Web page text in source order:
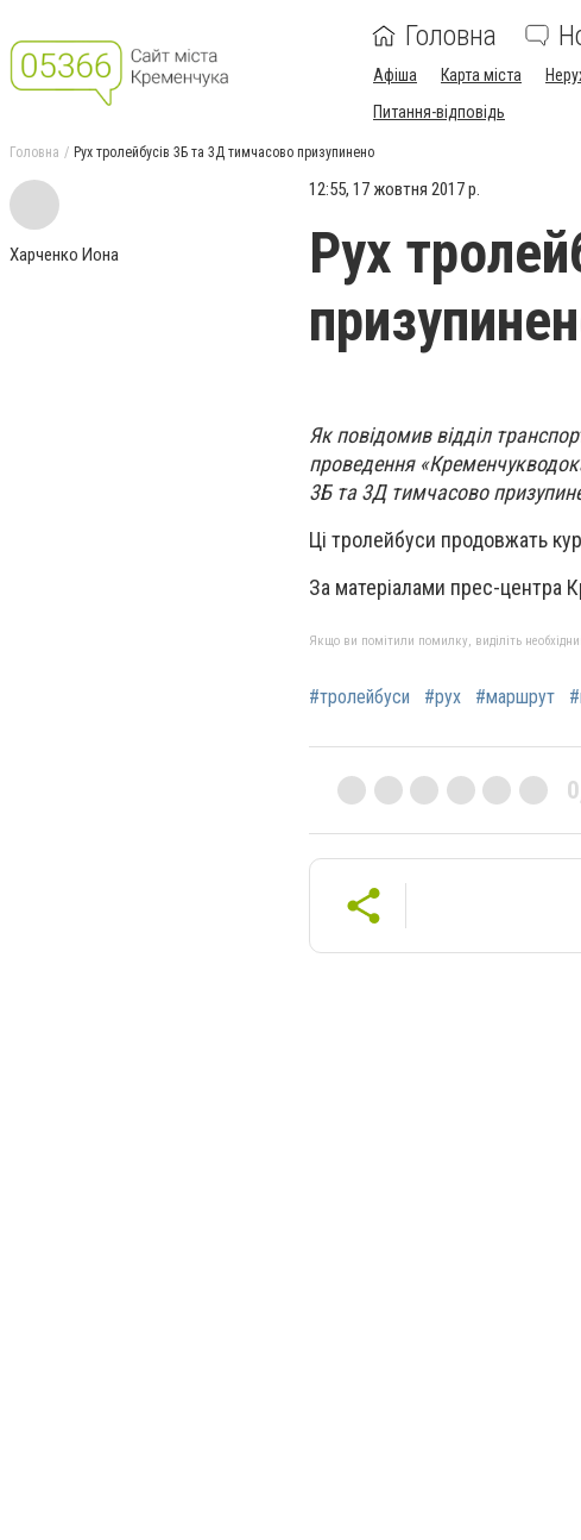
Головна
Афіша Карта міста
Питання-відповідь
Головна Рух тролейбусів 3Б та 3Д тимчасово призупинено
Харченко Иона
12:55, 17 жовтня 2017 р.
Рух
Як повідомив відділ
проведення
3Б та 3Д тимчасово
Ці тролейбуси продовжать
За матеріалами прес-центра
Якщо ви помітили помилку, виділіть
#тролейбуси #рух #маршрут